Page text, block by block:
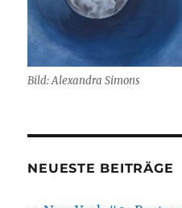
Bild: Alexandra Simons
NEUESTE BEITRÄGE